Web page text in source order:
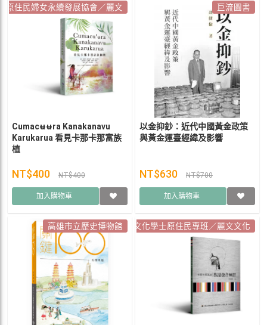
原住民婦女永續發展協會／麗文
Cumacʉʉra Kanakanavu
Karukarua 看見卡那卡那富族
植
NT$400 NT$400
加入購物車
巨流圖書
以金抑鈔：近代中國黃金政策
與黃金運臺經緯及影響
NT$630 NT$700
加入購物車
高雄市立歷史博物館
國立高雄師範大學語言與文化學士原住民專班／麗文文化